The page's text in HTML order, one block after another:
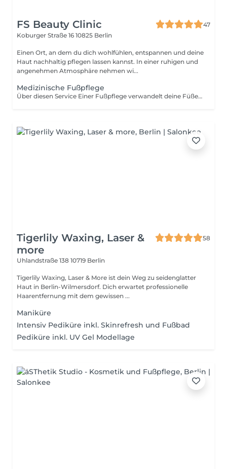
FS Beauty Clinic
47
Koburger Straße 16 10825 Berlin
Einen Ort, an dem du dich wohlfühlen, entspannen und deine
Haut nachhaltig pflegen lassen kannst. In einer ruhigen und
angenehmen Atmosphäre nehmen wi...
Medizinische Fußpflege
Über diesen Service Einer Fußpflege verwandelt deine Füße: Abgestorbene Hautzellen werden gründlich entfernt, die Nägel in Form gebracht, Nagelpilz behandelt und Hühneraugen, eingewachsener Nagel entfernt. Gut zu Wissen Die Behandlung wird immer an ihre Füße angepasst, deshalb kann die Behandlungszeit zwischen 30 und 45 Minuten liegen. Bitte beachten Sie, dass wenn Sie Ihren Termin in weniger als 24 Stunden vor dem Termin absagen, wir Ihnen die Behandlung in Rechnung stellen müssen. Bitte teilen Sie uns Ihre Stornierungen rechtzeitig mit, damit wir so möglichst vielen Kunden unsere Dienstleistungen anbieten können. Einschränkungen Dies ist eine medizinische Behandlung, die sich auf Fußprobleme konzentriert. Es handelt sich deswegen nicht um eine Fußpflege, bei der die Nägel lackiert werden (Pediküre). Fußpflege wie beim Podologen, jedoch ohne Rezept.
Tigerlily Waxing, Laser &
more
58
Uhlandstraße 138 10719 Berlin
Tigerlily Waxing, Laser & More ist dein Weg zu seidenglatter
Haut in Berlin-Wilmersdorf. Dich erwartet professionelle
Haarentfernung mit dem gewissen ...
Maniküre
Intensiv Pediküre inkl. Skinrefresh und Fußbad
Pediküre inkl. UV Gel Modellage